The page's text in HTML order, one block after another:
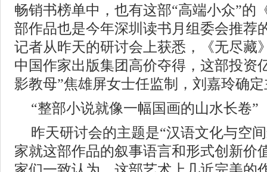
畅销书榜单中，也有这部“高端小众”的
部作品也是今年深圳读书月组委会推荐
记者从昨天的研讨会上获悉，《无尽藏
中国作家出版集团高价夺得，这部投资
影教母”焦雄屏女士任监制，刘嘉玲确
“整部小说就像一幅国画的山水长卷”
昨天研讨会的主题是“汉语文化与空
家就这部作品的叙事语言和形式创新价